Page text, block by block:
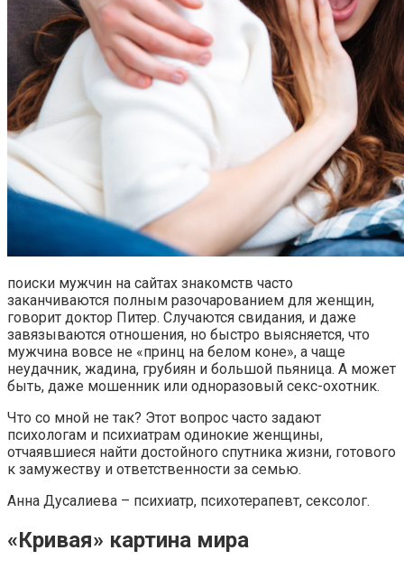
поиски мужчин на сайтах знакомств часто
заканчиваются полным разочарованием для женщин,
говорит доктор Питер. Случаются свидания, и даже
завязываются отношения, но быстро выясняется, что
мужчина вовсе не «принц на белом коне», а чаще
неудачник, жадина, грубиян и большой пьяница. А может
быть, даже мошенник или одноразовый секс-охотник.
Что со мной не так? Этот вопрос часто задают
психологам и психиатрам одинокие женщины,
отчаявшиеся найти достойного спутника жизни, готового
к замужеству и ответственности за семью.
Анна Дусалиева – психиатр, психотерапевт, сексолог.
«Кривая» картина мира